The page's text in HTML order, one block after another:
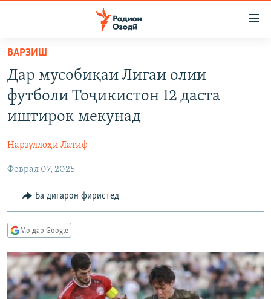
Ҷаҳиш
мояи
аслӣ
Ҷаҳиш
ба
феҳристи
аслӣ
Ҷаҳиш
ҷустор
СИЁСАТ
ҚАЗИЯИ "КРОКУС"
ОСИЁИ МАРКАЗӢ
ФАРҲАНГ
ВАРЗИШ
ГАПИ ОЗОД
РӮЗГОРИ МУҲОҶИР
ТАҲҚИҚОТ
ҶАНГ ДАР УКРАИНА
НАЗАРИ МАРДУМ
ОЗОДӢ ОНЛАЙН
ВИДЕО
НИГОРИСТОН
ГУЗОРИШҲОИ РАДИОӢ
РӮЙХАТҲО
КИТОБҲОИ ОЗОДӢ
Русский
ВАРЗИШ
Дар мусобиқаи Лигаи олии
футболи Тоҷикистон 12 даста
иштирок мекунад
Нарзуллоҳи Латиф
Феврал 07, 2025
Ба дигарон фиристед
Мо дар Google